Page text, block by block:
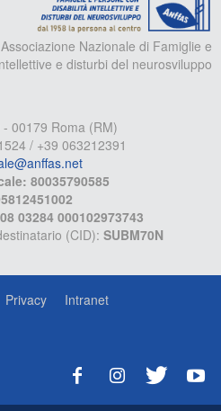
Nazionale di Famiglie e
e disturbi del neurosviluppo
00179 Roma (RM)
/ +39 063212391
80035790585
03284 000102973743
(CID): SUBM70N
Privacy Intranet